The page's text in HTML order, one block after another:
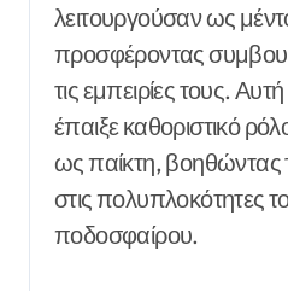
λειτουργούσαν ως
προσφέροντας
τις εμπειρίες τους.
έπαιξε καθοριστικό
ως παίκτη, βοηθώντας
στις πολυπλοκότητες
ποδοσφαίρου.